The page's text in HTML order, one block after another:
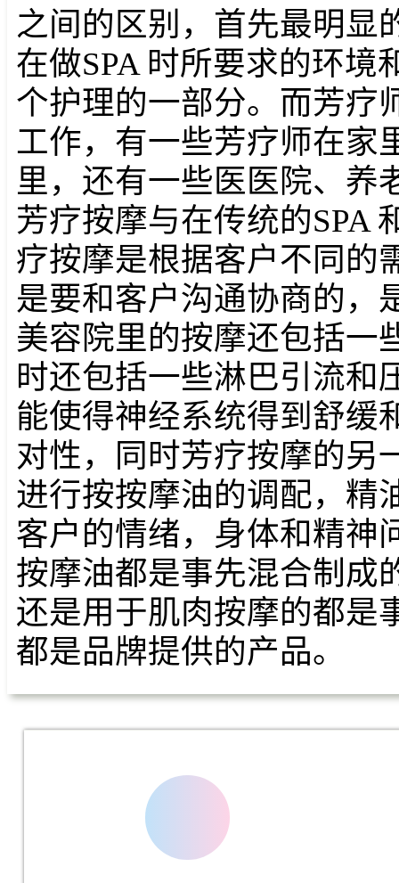
之间的区别，首先最明显
在做SPA 时所要求的环
个护理的一部分。而芳疗
工作，有一些芳疗师在家
里，还有一些医医院、养
芳疗按摩与在传统的SPA
疗按摩是根据客户不同的
是要和客户沟通协商的，
美容院里的按摩还包括一
时还包括一些淋巴引流和
能使得神经系统得到舒缓
对性，同时芳疗按摩的另
进行按按摩油的调配，精
客户的情绪，身体和精神
按摩油都是事先混合制成
还是用于肌肉按摩的都是
都是品牌提供的产品。